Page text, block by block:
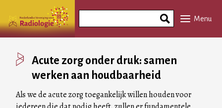
naar
inhoud
Phrase
Menu
Acute zorg onder druk: samen
werken aan houdbaarheid
Als we de acute zorg toegankelijk willen houden voor